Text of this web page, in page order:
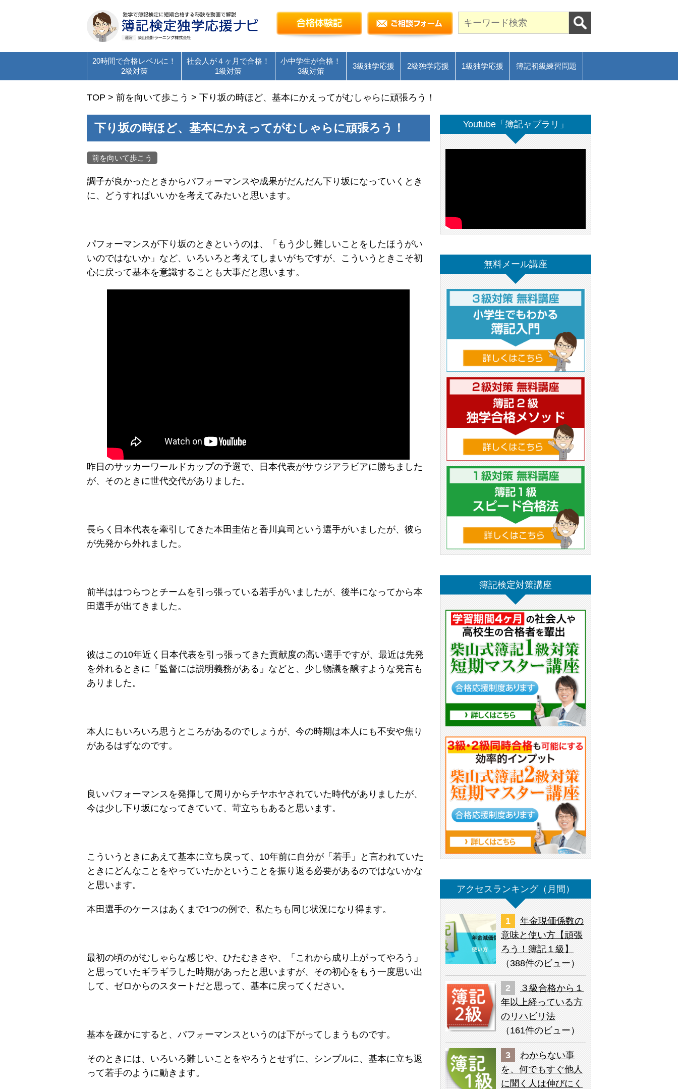
簿記検定独学応援～簿記１級・２級・３級を短期合格に導く通信講座～
合格体験記 ご相談フォーム
20時間で合格レベルに！
2級対策
社会人が４ヶ月で合格！
1級対策
小中学生が合格！
3級対策
3級独学応援 2級独学応援 1級独学応援 簿記初級練習問題
TOP > 前を向いて歩こう > 下り坂の時ほど、基本にかえってがむしゃらに頑張ろう！
下り坂の時ほど、基本にかえってがむしゃらに頑張ろう！
前を向いて歩こう
調子が良かったときからパフォーマンスや成果がだんだん下り坂になっていくとき
に、どうすればいいかを考えてみたいと思います。
パフォーマンスが下り坂のときというのは、「もう少し難しいことをしたほうがい
いのではないか」など、いろいろと考えてしまいがちですが、こういうときこそ初
心に戻って基本を意識することも大事だと思います。
昨日のサッカーワールドカップの予選で、日本代表がサウジアラビアに勝ちました
が、そのときに世代交代がありました。
長らく日本代表を牽引してきた本田圭佑と香川真司という選手がいましたが、彼ら
が先発から外れました。
前半ははつらつとチームを引っ張っている若手がいましたが、後半になってから本
田選手が出てきました。
彼はこの10年近く日本代表を引っ張ってきた貢献度の高い選手ですが、最近は先発
を外れるときに「監督には説明義務がある」などと、少し物議を醸すような発言も
ありました。
本人にもいろいろ思うところがあるのでしょうが、今の時期は本人にも不安や焦り
があるはずなのです。
良いパフォーマンスを発揮して周りからチヤホヤされていた時代がありましたが、
今は少し下り坂になってきていて、苛立ちもあると思います。
こういうときにあえて基本に立ち戻って、10年前に自分が「若手」と言われていた
ときにどんなことをやっていたかということを振り返る必要があるのではないかな
と思います。
本田選手のケースはあくまで1つの例で、私たちも同じ状況になり得ます。
最初の頃のがむしゃらな感じや、ひたむきさや、「これから成り上がってやろう」
と思っていたギラギラした時期があったと思いますが、その初心をもう一度思い出
して、ゼロからのスタートだと思って、基本に戻ってください。
基本を疎かにすると、パフォーマンスというのは下がってしまうものです。
そのときには、いろいろ難しいことをやろうとせずに、シンプルに、基本に立ち返
って若手のように動きます。
Youtube「簿記ャブラリ」
無料メール講座
簿記検定対策講座
アクセスランキング（月間）
年金現価係数の
意味と使い方【頑張
ろう！簿記１級】
（388件のビュー ）
３級合格から１
年以上経っている方
のリハビリ法
（ 161件のビュー）
わからない事
を、何でもすぐ他人
に聞く人は伸びにく